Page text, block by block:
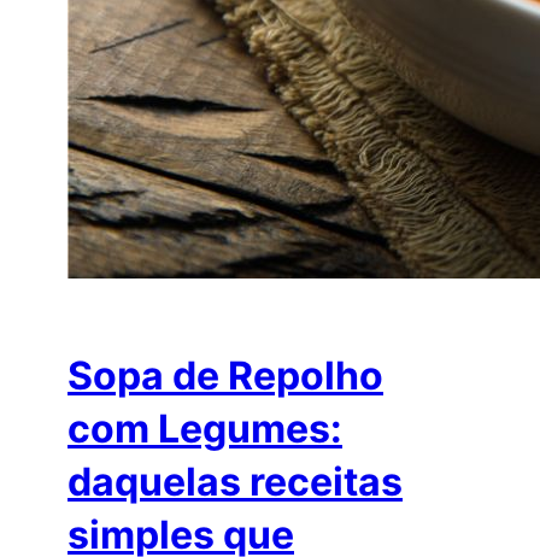
Sopa de Repolho
com Legumes:
daquelas receitas
simples que